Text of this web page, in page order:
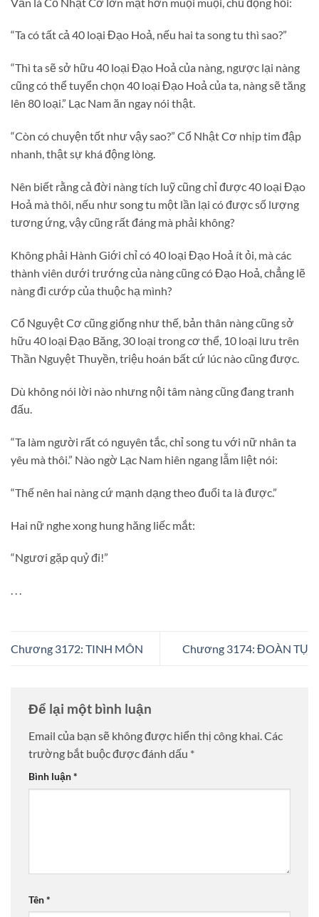
“Ta có tất cả 40 loại Đạo Hoả, nếu hai ta song tu thì sao?”
“Thì ta sẽ sở hữu 40 loại Đạo Hoả của nàng, ngược lại nàng
cũng có thể tuyển chọn 40 loại Đạo Hoả của ta, nàng sẽ tăng
lên 80 loại.” Lạc Nam ăn ngay nói thật.
“Còn có chuyện tốt như vậy sao?” Cổ Nhật Cơ nhịp tim đập
nhanh, thật sự khá động lòng.
Nên biết rằng cả đời nàng tích luỹ cũng chỉ được 40 loại Đạo
Hoả mà thôi, nếu như song tu một lần lại có được số lượng
tương ứng, vậy cũng rất đáng mà phải không?
Không phải Hành Giới chỉ có 40 loại Đạo Hoả ít ỏi, mà các
thành viên dưới trướng của nàng cũng có Đạo Hoả, chẳng lẽ
nàng đi cướp của thuộc hạ mình?
Cổ Nguyệt Cơ cũng giống như thế, bản thân nàng cũng sở
hữu 40 loại Đạo Băng, 30 loại trong cơ thể, 10 loại lưu trên
Thần Nguyệt Thuyền, triệu hoán bất cứ lúc nào cũng được.
Dù không nói lời nào nhưng nội tâm nàng cũng đang tranh
đấu.
“Ta làm người rất có nguyên tắc, chỉ song tu với nữ nhân ta
yêu mà thôi.” Nào ngờ Lạc Nam hiên ngang lẫm liệt nói:
“Thế nên hai nàng cứ mạnh dạng theo đuổi ta là được.”
Hai nữ nghe xong hung hăng liếc mắt:
“Ngươi gặp quỷ đi!”
. . .
Chương 3172: TINH MÔN Chương 3174: ĐOÀN TỤ
Để lại một bình luận
Email của bạn sẽ không được hiển thị công khai.Các
trường bắt buộc được đánh dấu *
Bình luận*
Tên*